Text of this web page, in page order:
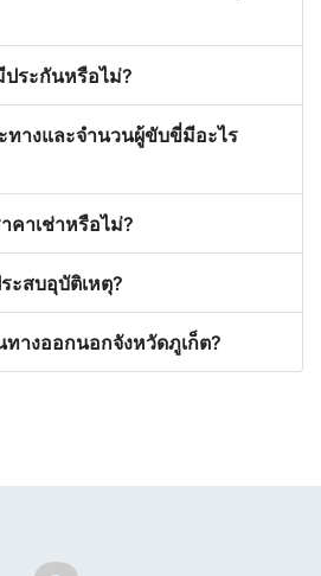
ระกันหรือไม่?
ทางและจำนวนผู้ขับขี่มีอะไร
คาเช่าหรือไม่?
ะสบอุบัติเหตุ?
ทางออกนอกจังหวัดภูเก็ต?